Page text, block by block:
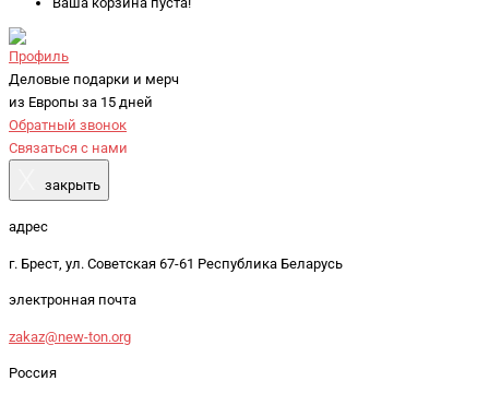
Профиль
Деловые подарки и мерч
из Европы за 15 дней
Обратный звонок
Связаться с нами
закрыть
адрес
г. Брест, ул. Советская 67-61 Республика Беларусь
электронная почта
zakaz@new-ton.org
Россия